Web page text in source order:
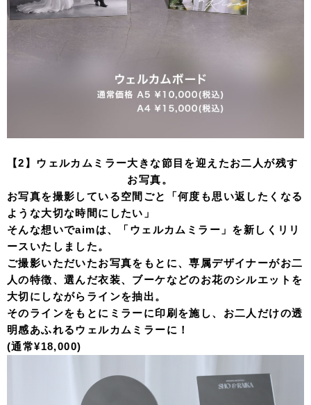
【2】ウェルカムミラー大きな節目を迎えたお二人が残す
お写真。
お写真を撮影している空間ごと「何度も思い返したくなる
ような大切な時間にしたい」
そんな想いでaimは、「ウェルカムミラー」を新しくリリ
ースいたしました。
ご撮影いただいたお写真をもとに、専属デザイナーがお二
人の特徴、選んだ衣装、ブーケなどのお花のシルエットを
大切にしながらラインを抽出。
そのラインをもとにミラーに印刷を施し、お二人だけの透
明感あふれるウェルカムミラーに！
(通常¥18,000)